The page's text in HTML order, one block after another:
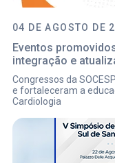
04 DE AGOSTO DE
Eventos
integração e
Congressos da
e fortaleceram a
Cardiologia